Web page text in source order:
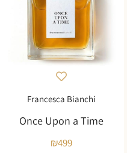
Francesca Bianchi
Once Upon a Time
₪499